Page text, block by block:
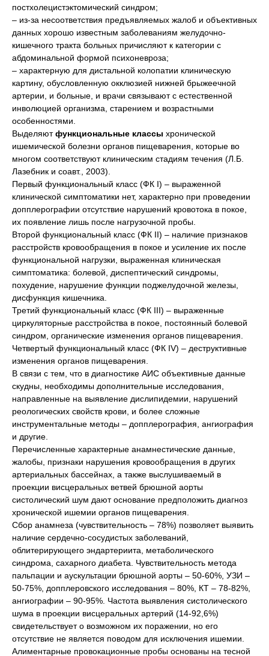
постхолецистэктомический синдром;
– из-за несоответствия предъявляемых жалоб и объективных
данных хорошо известным заболеваниям желудочно-
кишечного тракта больных причисляют к категории с
абдоминальной формой психоневроза;
– характерную для дистальной колопатии клиническую
картину, обусловленную окклюзией нижней брыжеечной
артерии, и больные, и врачи связывают с естественной
инволюцией организма, старением и возрастными
особенностями.
Выделяютфункциональные классы хронической
ишемической болезни органов пищеварения, которые во
многом соответствуют клиническим стадиям течения (Л.Б.
Лазебник и соавт., 2003).
Первый функциональный класс (ФК I) – выраженной
клинической симптоматики нет, характерно при проведении
допплерографии отсутствие нарушений кровотока в покое,
их появление лишь после нагрузочной пробы.
Второй функциональный класс (ФК II) – наличие признаков
расстройств кровообращения в покое и усиление их после
функциональной нагрузки, выраженная клиническая
симптоматика: болевой, диспептический синдромы,
похудение, нарушение функции поджелудочной железы,
дисфункция кишечника.
Третий функциональный класс (ФК III) – выраженные
циркуляторные расстройства в покое, постоянный болевой
синдром, органические изменения органов пищеварения.
Четвертый функциональный класс (ФК IV) – деструктивные
изменения органов пищеварения.
В связи с тем, что в диагностике АИС объективные данные
скудны, необходимы дополнительные исследования,
направленные на выявление дислипидемии, нарушений
реологических свойств крови, и более сложные
инструментальные методы – допплерография, ангиография
и другие.
Перечисленные характерные анамнестические данные,
жалобы, признаки нарушения кровообращения в других
артериальных бассейнах, а также выслушиваемый в
проекции висцеральных ветвей брюшной аорты
систолический шум дают основание предположить диагноз
хронической ишемии органов пищеварения.
Сбор анамнеза (чувствительность – 78%) позволяет выявить
наличие сердечно-сосудистых заболеваний,
облитерирующего эндартериита, метаболического
синдрома, сахарного диабета. Чувствительность метода
пальпации и аускультации брюшной аорты – 50-60%, УЗИ –
50-75%, допплеровского исследования – 80%, КТ – 78-82%,
ангиографии – 90-95%. Частота выявления систолического
шума в проекции висцеральных артерий (14-92,6%)
свидетельствует о возможном их поражении, но его
отсутствие не является поводом для исключения ишемии.
Алиментарные провокационные пробы основаны на тесной